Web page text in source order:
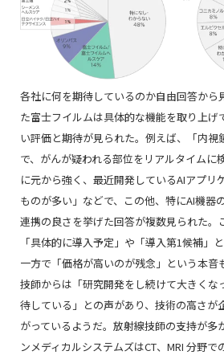
各社に何を期待しているのか自由回答から
た富士フイルムは具体的な機能を取り上げ
い評価と期待が見られた。例えば、「内視
で、がんが疑われる部位をリアルタイムに
に元から強く、最近開発しているAIアプリ
ものが多い」などで、この他、特にAI機器
連携の良さを挙げた回答が複数見られた。
「具体的に導入予定」や「導入第1候補」
一方で「価格が高いのが残念」という本音
技師からは「研究開発をし続けて大きくな
待している」との声があり、技術の高さが
がっているようだ。放射線技師の支持が多
ンメディカルシステムズはCT、MRI 分野